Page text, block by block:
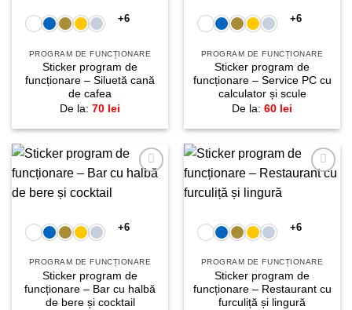
+6
PROGRAM DE FUNCȚIONARE
Sticker program de
funcționare – Siluetă cană
de cafea
De la: 70 lei
+6
PROGRAM DE FUNCȚIONARE
Sticker program de
funcționare – Service PC cu
calculator și scule
De la: 60 lei
+6
PROGRAM DE FUNCȚIONARE
Sticker program de
funcționare – Bar cu halbă
de bere și cocktail
+6
PROGRAM DE FUNCȚIONARE
Sticker program de
funcționare – Restaurant cu
furculiță și lingură